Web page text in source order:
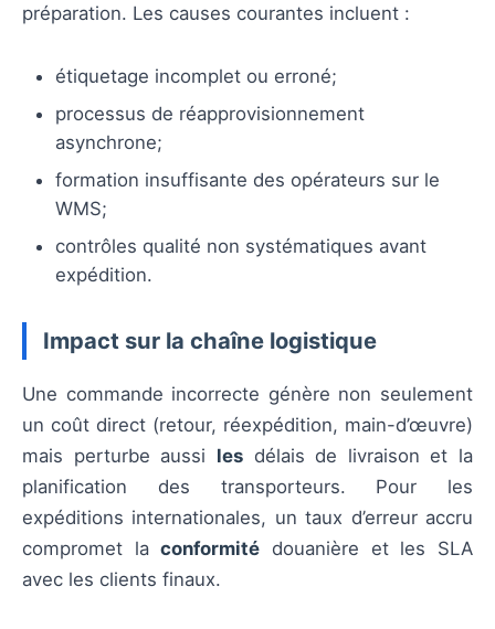
préparation. Les causes courantes incluent :
étiquetage incomplet ou erroné;
processus de réapprovisionnement
asynchrone;
formation insuffisante des opérateurs sur le
WMS;
contrôles qualité non systématiques avant
expédition.
Impact sur la chaîne logistique
Une commande incorrecte génère non seulement
un coût direct (retour, réexpédition, main-d’œuvre)
mais perturbe aussi lesdélais de livraison et la
planification des transporteurs. Pour les
expéditions internationales, un taux d’erreur accru
compromet laconformité douanière et les SLA
avec les clients finaux.